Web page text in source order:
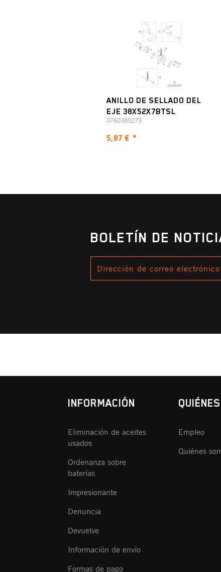
ANILLO DE SELLADO DEL
EJE 38X52X7BTSL
0760385273
5,87 € *
BOLETÍN DE
INFORMACIÓN
Eliminación de aceites
usados
Ordenanza sobre
baterías
Impresionante
Denuncia
Devuelve
Información de envío
Formas de pago
Empleo
Quiénes